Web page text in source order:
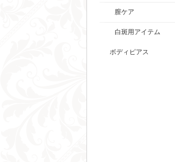
膣ケア
白斑用アイテム
ボディピアス